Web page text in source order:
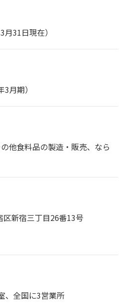
31日現在）
月期）
他食料品の製造・販売、なら
新宿三丁目26番13号
、全国に3営業所